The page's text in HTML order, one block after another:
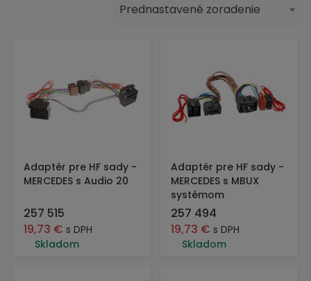
Prednastavené zoradenie
Adaptér pre HF sady -
MERCEDES s Audio 20
257 515
19,73 € s DPH
Skladom
Adaptér pre HF sady -
MERCEDES s MBUX
systémom
257 494
19,73 € s DPH
Skladom